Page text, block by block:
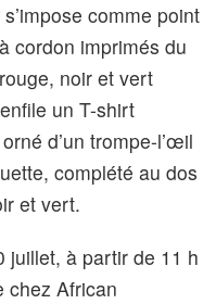
comme point
cordon imprimés du
noir et vert
un T-shirt
d’un trompe-l’œil
complété au dos
et vert.
juillet, à partir de 11 h
chez African